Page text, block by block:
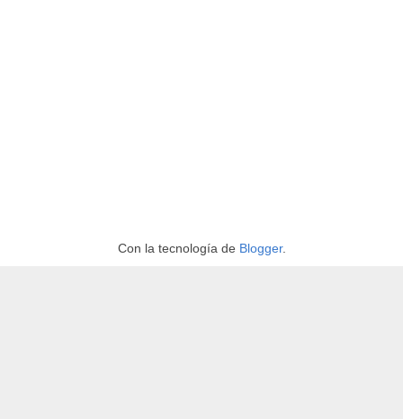
Con la tecnología de Blogger.